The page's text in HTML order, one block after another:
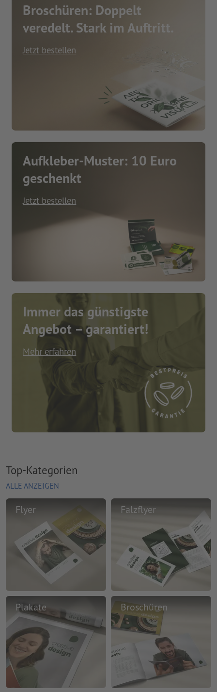
Broschüren: Doppelt
veredelt. Stark im Auftritt.
Jetzt bestellen
Aufkleber-Muster: 10 Euro
geschenkt
Jetzt bestellen
Immer das günstigste
Angebot – garantiert!
Mehr erfahren
Top-Kategorien
ALLE ANZEIGEN
Flyer Falzflyer
Plakate Broschüren